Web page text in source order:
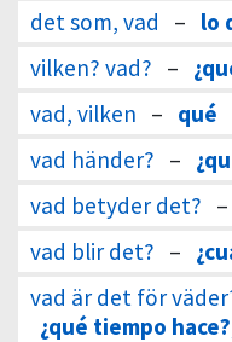
det som, vad
– lo
vilken? vad? –
vad, vilken – qué
vad händer? –
vad betyder det? –
vad blir det? –
vad är det för
¿qué tiempo